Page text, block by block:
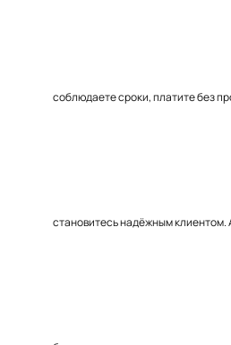
соблюдаете сроки, платите без
становитесь надёжным клиентом.